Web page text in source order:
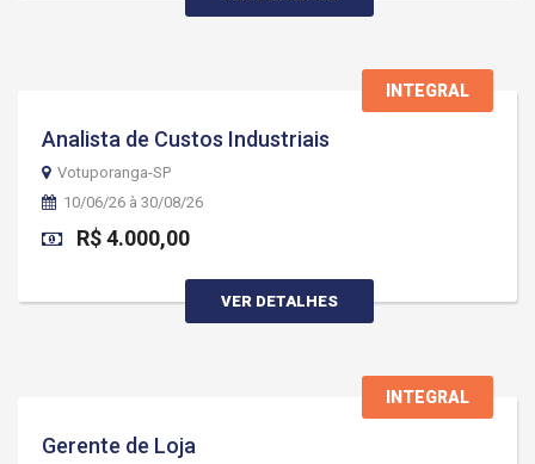
INTEGRAL
Analista de Custos Industriais
Votuporanga-SP
10/06/26 à 30/08/26
R$ 4.000,00
VER DETALHES
INTEGRAL
Gerente de Loja